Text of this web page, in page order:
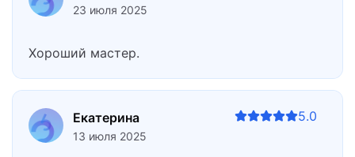
23 июля 2025
Хороший мастер.
Екатерина
13 июля 2025
5.0